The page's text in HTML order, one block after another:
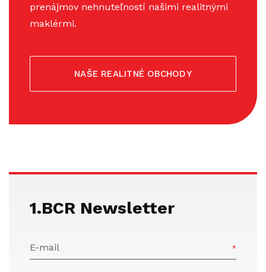
prenájmov nehnuteľností našimi realitnými
maklérmi.
NAŠE REALITNÉ OBCHODY
1.BCR Newsletter
E-mail